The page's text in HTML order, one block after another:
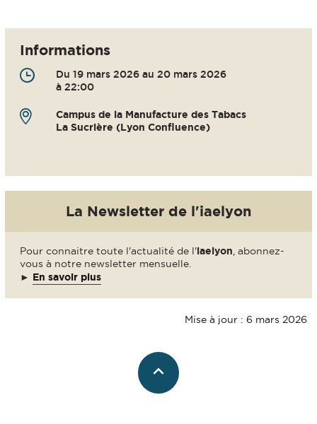
Informations
Du 19 mars 2026 au 20 mars 2026
à 22:00
Campus de la Manufacture des Tabacs
La Sucrière (Lyon Confluence)
La Newsletter de l'iaelyon
Pour connaitre toute l'actualité de l'iaelyon, abonnez-
vous à notre newsletter mensuelle.
► En savoir plus
Mise à jour : 6 mars 2026